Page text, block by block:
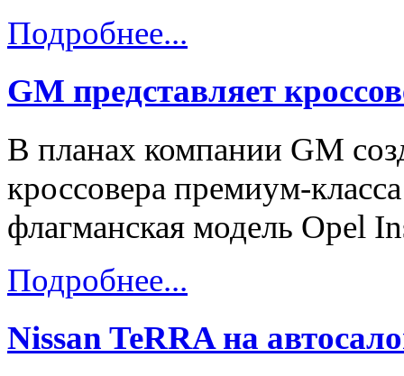
Подробнее...
GM представляет
В планах компании GM
кроссовера премиум-
флагманская модель Opel
Подробнее...
Nissan TeRRA на